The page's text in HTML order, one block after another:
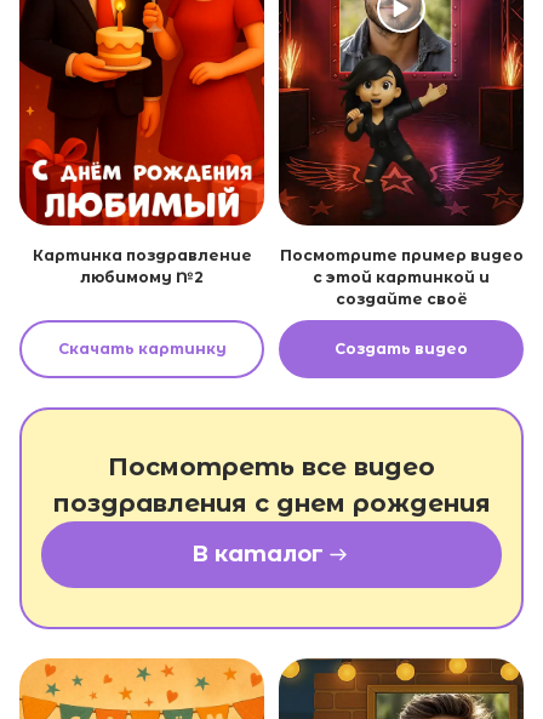
Картинка поздравление
любимому №2
Скачать картинку
Посмотрите пример видео
с этой картинкой и
создайте своё
Создать видео
Посмотреть все видео
поздравления с днем рождения
В каталог